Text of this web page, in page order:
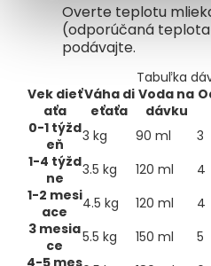
Overte teplotu
(odporúčaná teplota
podávajte.
Tabuľka
Vek dieť
aťa
Váha di
eťaťa
Voda na
dávku
0-1 týžd
eň
3 kg 90 ml 3
1-4 týžd
ne
3.5 kg 120 ml 4
1-2 mesi
ace
4.5 kg 120 ml 4
3 mesia
ce
5.5 kg 150 ml 5
4-5 mes